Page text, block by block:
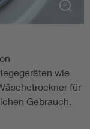
Normung
wie
für
Gebrauch.